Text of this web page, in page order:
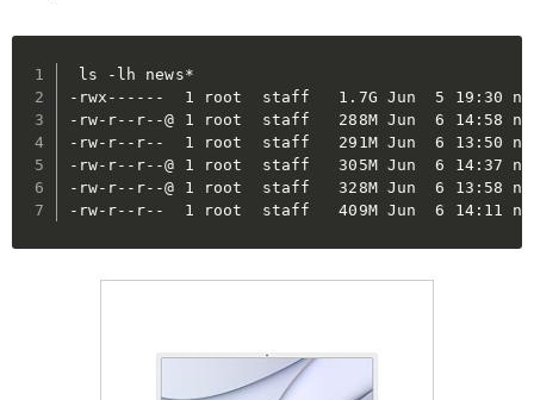
ls -lh news*
-rwx------  1 root  staff   1.7G Jun  5 19:30
-rw-r--r--@ 1 root  staff   288M Jun  6 14:58
-rw-r--r--  1 root  staff   291M Jun  6 13:50
-rw-r--r--@ 1 root  staff   305M Jun  6 14:37
-rw-r--r--@ 1 root  staff   328M Jun  6 13:58